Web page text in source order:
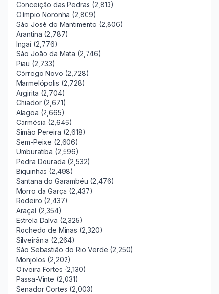
Conceição das Pedras (2,813)
Olímpio Noronha (2,809)
São José do Mantimento (2,806)
Arantina (2,787)
Ingaí (2,776)
São João da Mata (2,746)
Piau (2,733)
Córrego Novo (2,728)
Marmelópolis (2,728)
Argirita (2,704)
Chiador (2,671)
Alagoa (2,665)
Carmésia (2,646)
Simão Pereira (2,618)
Sem-Peixe (2,606)
Umburatiba (2,596)
Pedra Dourada (2,532)
Biquinhas (2,498)
Santana do Garambéu (2,476)
Morro da Garça (2,437)
Rodeiro (2,437)
Araçaí (2,354)
Estrela Dalva (2,325)
Rochedo de Minas (2,320)
Silveirânia (2,264)
São Sebastião do Rio Verde (2,250)
Monjolos (2,202)
Oliveira Fortes (2,130)
Passa-Vinte (2,031)
Senador Cortes (2,003)